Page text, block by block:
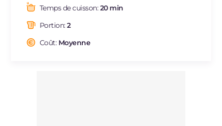
NL
Temps de cuisson:20 min
Portion:2
Coût: Moyenne